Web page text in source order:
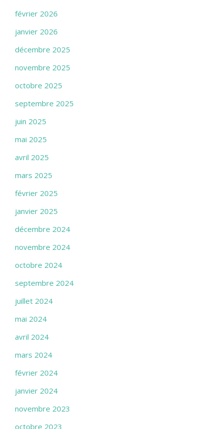
février 2026
janvier 2026
décembre 2025
novembre 2025
octobre 2025
septembre 2025
juin 2025
mai 2025
avril 2025
mars 2025
février 2025
janvier 2025
décembre 2024
novembre 2024
octobre 2024
septembre 2024
juillet 2024
mai 2024
avril 2024
mars 2024
février 2024
janvier 2024
novembre 2023
octobre 2023